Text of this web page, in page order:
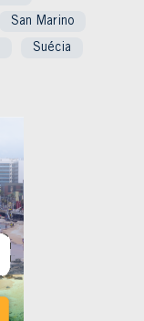
San Marino
Suécia